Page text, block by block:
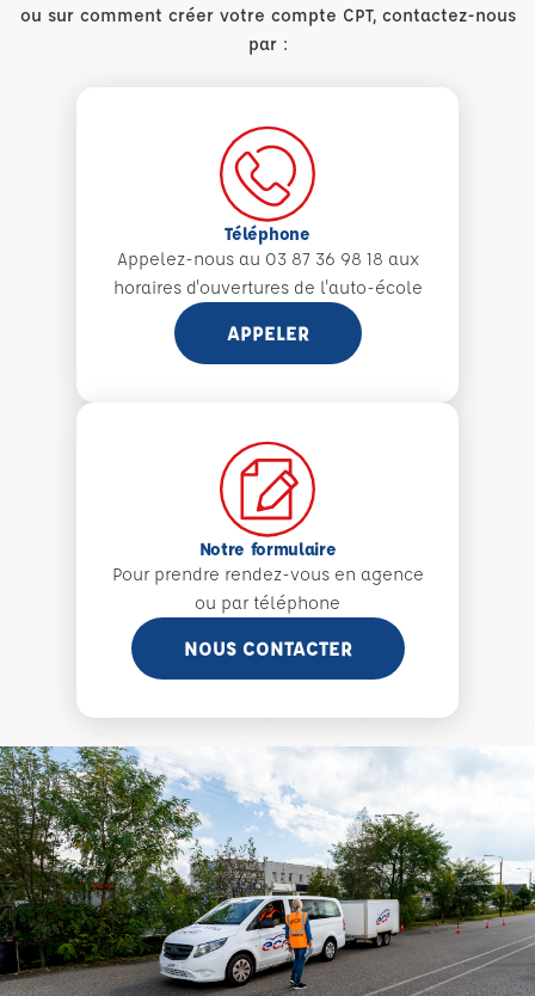
ou sur comment créer votre compte CPT, contactez-nous
par :
Téléphone
Appelez-nous au 03 87 36 98 18 aux
horaires d'ouvertures de l'auto-école
APPELER
Notre formulaire
Pour prendre rendez-vous en agence
ou par téléphone
NOUS CONTACTER